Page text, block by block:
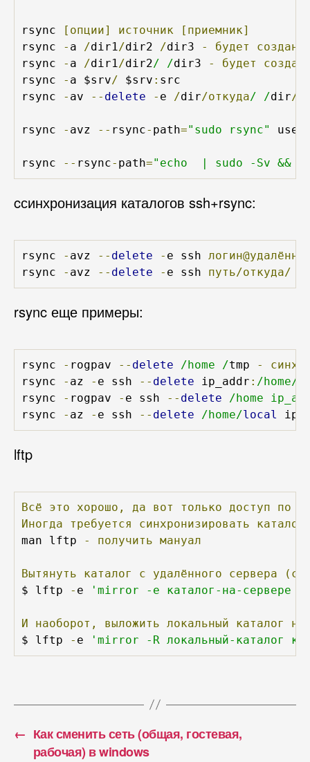
rsync [опции] источник
[приемник]
rsync
- a /dir1 /dir2 /dir3 - будет
создана
rsync
- a /dir1 /dir2/ /dir3 - будет
rsync
- a $srv/ $srv : src
rsync
- av -- delete - e /dir/откуда/ /dir/
rsync - avz -- rsync- path="sudo rsync"
rsync -- rsync- path="echo | sudo -Sv &&
cсинхронизация каталогов ssh+rsync:
rsync - avz -- delete - e ssh
rsync
- avz -- delete - e ssh путь/откуда/
rsync еще примеры:
rsync - rogpav -- delete /home /tmp -
rsync
- az - e ssh -- delete ip_addr : /home/
rsync
- rogpav - e ssh -- delete
/home
rsync
- az - e ssh -- delete /home/local
lftp
Всё это хорошо, да вот только доступ по
Иногда
требуется синхронизировать
man lftp
- получить мануал
Вытянуть каталог с удалённого сервера
$ lftp
- e 'mirror -e каталог-на-сервере
И наоборот, выложить локальный каталог
на
$ lftp
- e 'mirror -R локальный-каталог
← Как сменить сеть (общая, гостевая,
рабочая) в windows